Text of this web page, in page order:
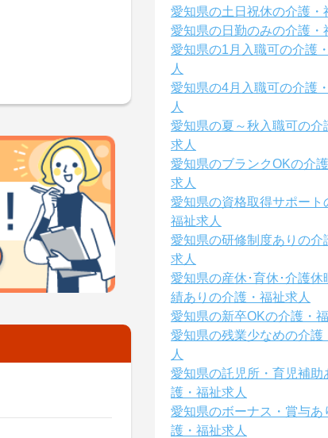
愛知県の土日祝休の介護・
愛知県の日勤のみの介護・
愛知県の1月入職可の介護
人
愛知県の4月入職可の介護
人
愛知県の夏～秋入職可の介
求人
愛知県のブランクOKの介
求人
愛知県の資格取得サポート
福祉求人
愛知県の研修制度ありの介
求人
愛知県の産休･育休･介護休
績ありの介護・福祉求人
愛知県の新卒OKの介護・
愛知県の残業少なめの介護
人
愛知県の託児所・育児補助
護・福祉求人
愛知県のボーナス・賞与あ
護・福祉求人